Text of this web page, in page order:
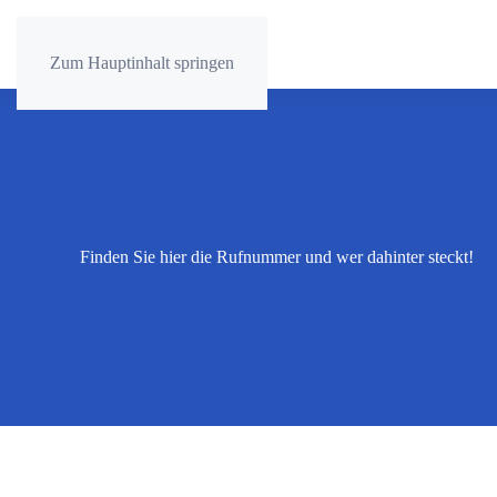
Zum Hauptinhalt springen
Finden Sie hier die Rufnummer und wer dahinter steckt!